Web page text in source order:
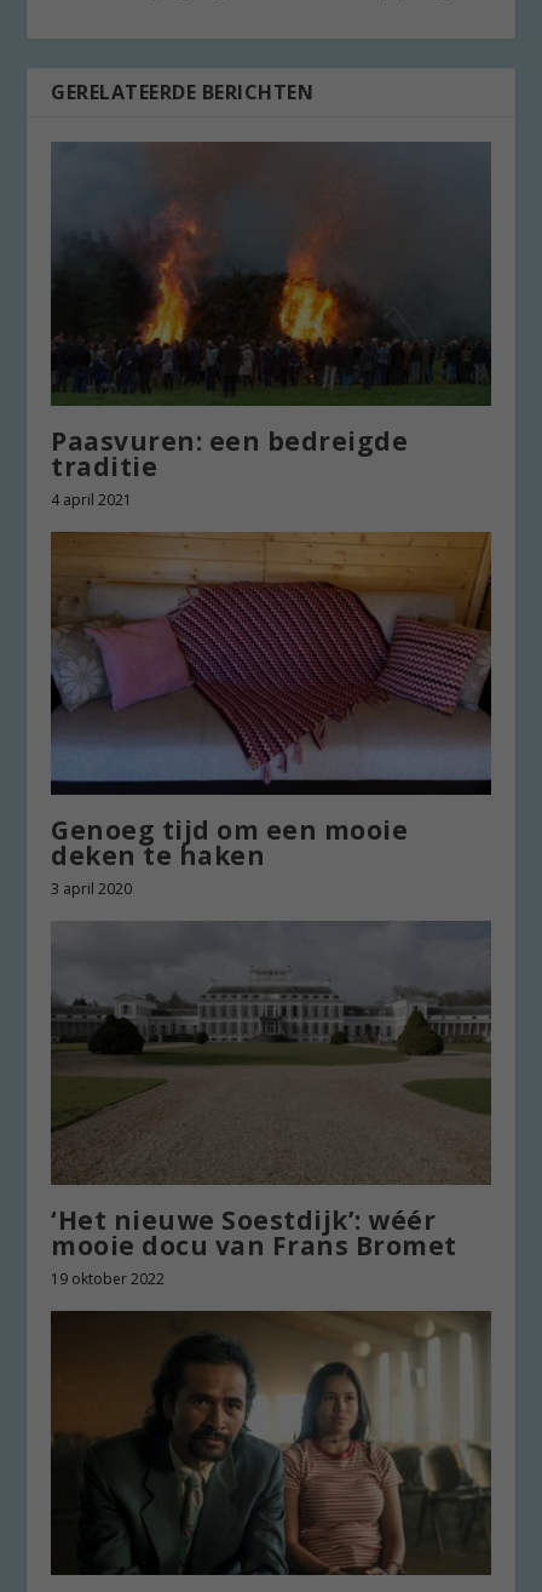
GERELATEERDE BERICHTEN
Paasvuren: een bedreigde
traditie
4 april 2021
Genoeg tijd om een mooie
deken te haken
3 april 2020
‘Het nieuwe Soestdijk’: wéér
mooie docu van Frans Bromet
19 oktober 2022